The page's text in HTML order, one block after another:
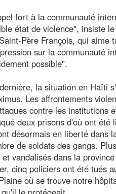
fort à la communauté
état de violence", insiste
Père François, qui
sur la communauté
possible".
la situation en Haïti
Les affrontements
contre les institutions
deux prisons d'où ont été
désormais en liberté dans
de soldats des gangs.
vandalisés dans la
cinq policiers ont été tués
où se trouve notre